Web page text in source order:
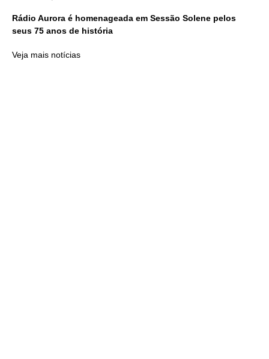
Rádio Aurora é homenageada em Sessão Solene pelos
seus 75 anos de história
Veja mais notícias